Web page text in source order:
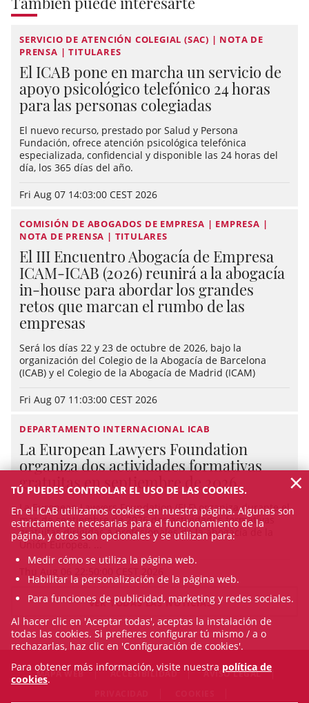
SERVICIO DE ATENCIÓN COLEGIAL (SAC) | NOTA DE
PRENSA | TITULARES
El ICAB pone en marcha un servicio de
apoyo psicológico telefónico 24 horas
para las personas colegiadas
El nuevo recurso, prestado por Salud y Persona
Fundación, ofrece atención psicológica telefónica
especializada, confidencial y disponible las 24 horas del
día, los 365 días del año.
Fri Aug 07 14:03:00 CEST 2026
COMISIÓN DE ABOGADOS DE EMPRESA | EMPRESA |
NOTA DE PRENSA | TITULARES
El III Encuentro Abogacía de Empresa
ICAM-ICAB (2026) reunirá a la abogacía
in-house para abordar los grandes
retos que marcan el rumbo de las
empresas
Será los días 22 y 23 de octubre de 2026, bajo la
organización del Colegio de la Abogacía de Barcelona
(ICAB) y el Colegio de la Abogacía de Madrid (ICAM)
Fri Aug 07 11:03:00 CEST 2026
DEPARTAMENTO INTERNACIONAL ICAB
La European Lawyers Foundation
organiza dos actividades formativas
gratuitas en septiembre de 2026
La European Lawyers Foundation (ELF) organiza durante el
mes de septiembre de 2026 dos actividades formativas
gratuitas dirigidas a profesionales de la abogacía de la
Unión Europea. ...
VER TODAS LAS NOTICIAS
MAPA WEB ACCESIBILIDAD
AVISO LEGAL
TÚ PUEDES CONTROLAR EL USO DE LAS COOKIES.
En el ICAB utilizamos cookies en nuestra página. Algunas son
estrictamente necesarias para el funcionamiento de la
página, y otros son opcionales y se utilizan para:
Medir cómo se utiliza la página web.
Habilitar la personalización de la página web.
Para funciones de publicidad, marketing y redes sociales.
Al hacer clic en 'Aceptar todas', aceptas la instalación de
todas las cookies. Si prefieres configurar tú mismo / a o
rechazarlas, haz clic en 'Configuración de cookies'.
Para obtener más información, visite nuestra política de
cookies.
×